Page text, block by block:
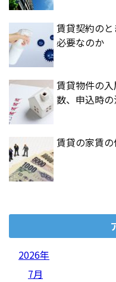
賃貸契約の
必要なのか
賃貸物件の
数、申込時
賃貸の家賃
2026年
7月